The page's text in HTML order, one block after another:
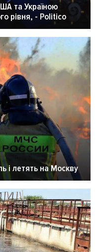
та Україною
рівня, - Politico
і летять на Москву